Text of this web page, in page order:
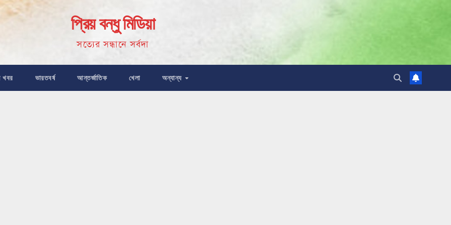
প্রিয় বন্ধু মিডিয়া
সত্যের সন্ধানে সর্বদা
খবর ভারতবর্ষ আন্তর্জাতিক খেলা অন্যান্য